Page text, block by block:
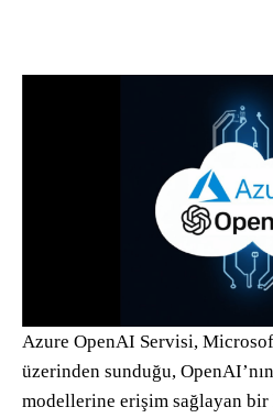
Azure OpenAI Servisi,
üzerinden sunduğu,
modellerine erişim sağlayan